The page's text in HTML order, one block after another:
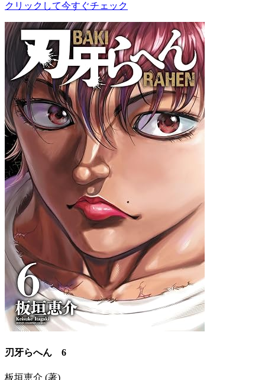
クリックして今すぐチェック
刃牙らへん 6
板垣恵介 (著)